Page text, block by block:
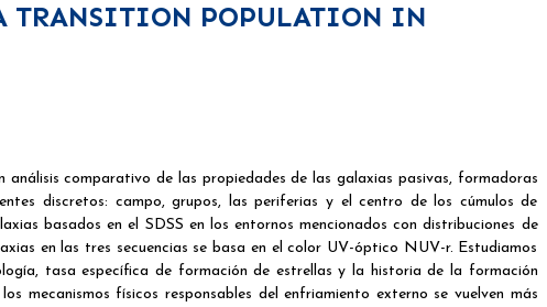
TRANSITION POPULATION IN
análisis comparativo de las propiedades de las galaxias pasivas, formadoras
discretos: campo, grupos, las periferias y el centro de los cúmulos de
basados en el SDSS en los entornos mencionados con distribuciones de
en las tres secuencias se basa en el color UV-óptico NUV-r. Estudiamos
tasa específica de formación de estrellas y la historia de la formación
mecanismos físicos responsables del enfriamiento externo se vuelven más